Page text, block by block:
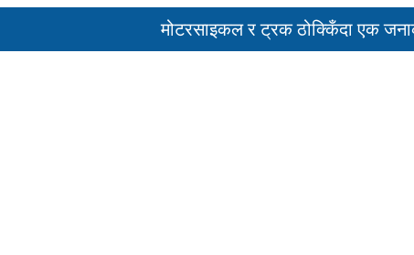
मोटरसाइकल र ट्रक ठोक्किँदा एक जनाको